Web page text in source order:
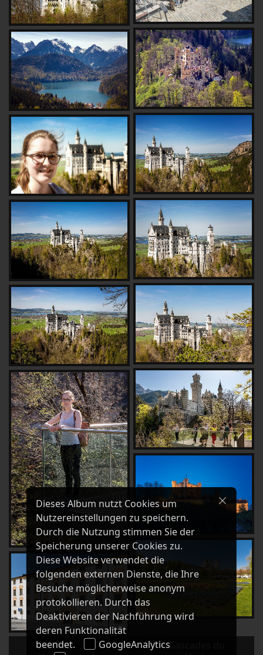
Schloss
Cascades du
Dieses Album nutzt Cookies um
Nutzereinstellungen zu speichern.
Durch die Nutzung stimmen Sie der
Speicherung unserer Cookies zu.
Diese Website verwendet die
folgenden externen Dienste, die Ihre
Besuche möglicherweise anonym
protokollieren. Durch das
Deaktivieren der Nachführung wird
deren Funktionalität
beendet.
GoogleAnalytics